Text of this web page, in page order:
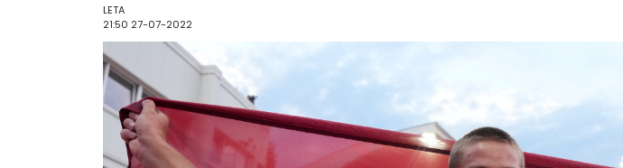
LETA
21:50 27-07-2022